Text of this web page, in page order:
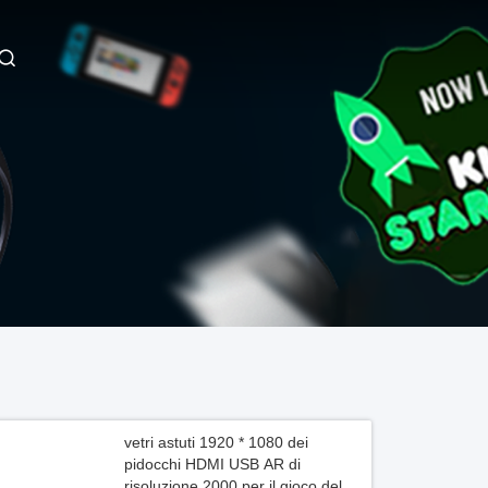
vetri astuti 1920 * 1080 dei
pidocchi HDMI USB AR di